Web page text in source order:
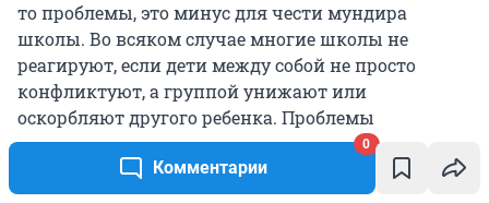
Комментарии
0
то проблемы, это минус для чести мундира
школы. Во всяком случае многие школы не
реагируют, если дети между собой не просто
конфликтуют, а группой унижают или
оскорбляют другого ребенка. Проблемы
усугубляются. А буллинг сегодня практически
везде, во всех классах есть. Многие дети получают
травмы, и родители не всегда даже знают об этом.